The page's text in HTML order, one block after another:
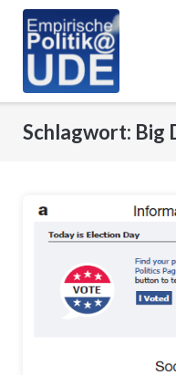
content
Schlagwort: Big